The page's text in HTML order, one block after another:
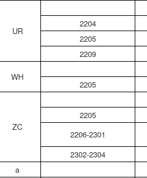
UR
2204
2205
2209
WH
2205
ZC
2205
2206-2301
2302-2304
a